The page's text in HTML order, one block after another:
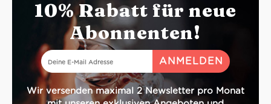
10% Rabatt für neue
Abonnenten!
Wir versenden maximal 2 Newsletter pro Monat